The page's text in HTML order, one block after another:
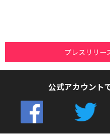
プレスリリー
公式アカウント